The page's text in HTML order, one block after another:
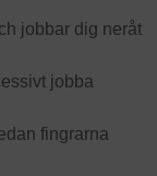
jobbar dig neråt
jobba
fingrarna